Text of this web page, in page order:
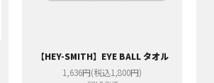
【HEY-SMITH】EYE BALL タオル
1,636円(税込1,800円)